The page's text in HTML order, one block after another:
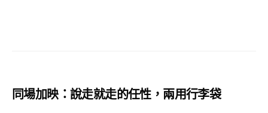
同場加映：說走就走的任性，兩用行李袋